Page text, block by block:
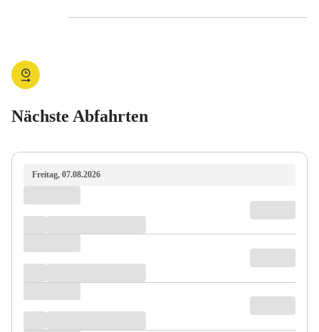
Nächste Abfahrten
Freitag, 07.08.2026